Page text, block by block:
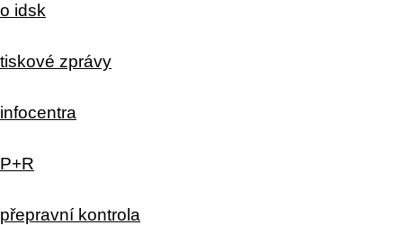
o idsk
tiskové zprávy
infocentra
P+R
přepravní kontrola